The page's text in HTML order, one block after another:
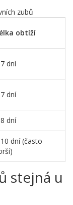
zubů
obtíží
dní
dní
dní
dní (často
stejná u